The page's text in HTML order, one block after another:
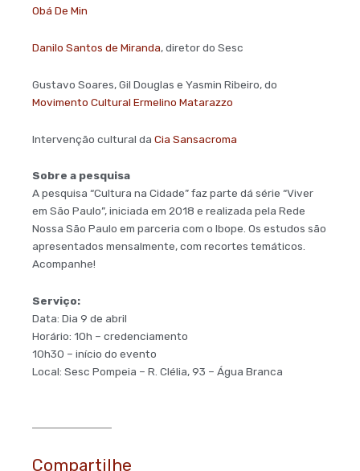
Obá De Min
Danilo Santos de Miranda, diretor do Sesc
Gustavo Soares, Gil Douglas e Yasmin Ribeiro, do
Movimento Cultural Ermelino Matarazzo
Intervenção cultural da Cia Sansacroma
Sobre a pesquisa
A pesquisa “Cultura na Cidade” faz parte dá série “Viver
em São Paulo”, iniciada em 2018 e realizada pela Rede
Nossa São Paulo em parceria com o Ibope. Os estudos são
apresentados mensalmente, com recortes temáticos.
Acompanhe!
Serviço:
Data: Dia 9 de abril
Horário: 10h – credenciamento
10h30 – início do evento
Local: Sesc Pompeia – R. Clélia, 93 – Água Branca
Compartilhe